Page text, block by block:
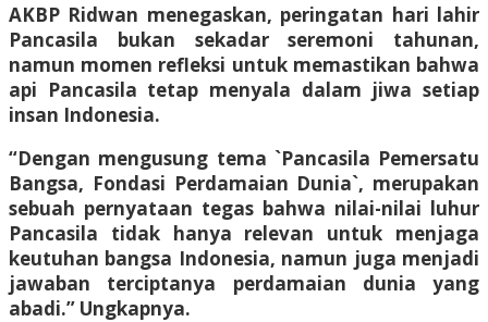
AKBP Ridwan menegaskan, peringatan hari lahir
Pancasila bukan sekadar seremoni tahunan,
namun momen refleksi untuk memastikan bahwa
api Pancasila tetap menyala dalam jiwa setiap
insan Indonesia.
“Dengan mengusung tema `Pancasila Pemersatu
Bangsa, Fondasi Perdamaian Dunia`, merupakan
sebuah pernyataan tegas bahwa nilai-nilai luhur
Pancasila tidak hanya relevan untuk menjaga
keutuhan bangsa Indonesia, namun juga menjadi
jawaban terciptanya perdamaian dunia yang
abadi.” Ungkapnya.